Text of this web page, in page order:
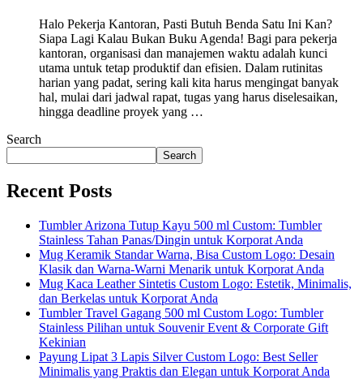
Halo Pekerja Kantoran, Pasti Butuh Benda Satu Ini Kan?
Siapa Lagi Kalau Bukan Buku Agenda! Bagi para pekerja
kantoran, organisasi dan manajemen waktu adalah kunci
utama untuk tetap produktif dan efisien. Dalam rutinitas
harian yang padat, sering kali kita harus mengingat banyak
hal, mulai dari jadwal rapat, tugas yang harus diselesaikan,
hingga deadline proyek yang …
Search
Search
Recent Posts
Tumbler Arizona Tutup Kayu 500 ml Custom: Tumbler
Stainless Tahan Panas/Dingin untuk Korporat Anda
Mug Keramik Standar Warna, Bisa Custom Logo: Desain
Klasik dan Warna-Warni Menarik untuk Korporat Anda
Mug Kaca Leather Sintetis Custom Logo: Estetik, Minimalis,
dan Berkelas untuk Korporat Anda
Tumbler Travel Gagang 500 ml Custom Logo: Tumbler
Stainless Pilihan untuk Souvenir Event & Corporate Gift
Kekinian
Payung Lipat 3 Lapis Silver Custom Logo: Best Seller
Minimalis yang Praktis dan Elegan untuk Korporat Anda